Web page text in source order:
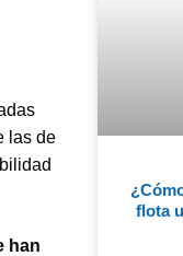
las de
han
flota